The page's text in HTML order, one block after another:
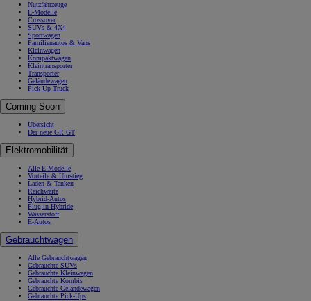
Nutzfahrzeuge
E-Modelle
Crossover
SUVs & 4X4
Sportwagen
Familienautos & Vans
Kleinwagen
Kompaktwagen
Kleintransporter
Transporter
Geländewagen
Pick-Up Truck
Coming Soon
Übersicht
Der neue GR GT
Elektromobilität
Alle E-Modelle
Vorteile & Umstieg
Laden & Tanken
Reichweite
Hybrid-Autos
Plug-in Hybride
Wasserstoff
E-Autos
Gebrauchtwagen
Alle Gebrauchtwagen
Gebrauchte SUVs
Gebrauchte Kleinwagen
Gebrauchte Kombis
Gebrauchte Geländewagen
Gebrauchte Pick-Ups